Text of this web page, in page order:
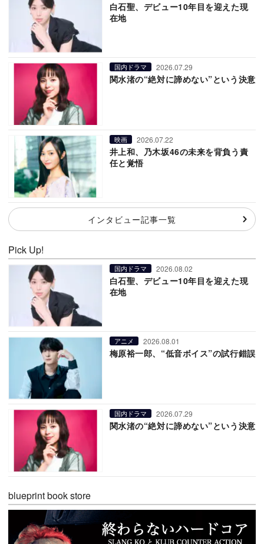
白石聖、デビュー10年目を迎えた現
在地
国内ドラマ 2026.07.29
関水渚の“絶対に諦めない”という決意
映画 2026.07.22
井上和、乃木坂46の未来を背負う責
任と覚悟
インタビュー記事一覧
Pick Up!
国内ドラマ 2026.08.02
白石聖、デビュー10年目を迎えた現
在地
アニメ 2026.08.01
梅原裕一郎、“低音ボイス”の試行錯誤
国内ドラマ 2026.07.29
関水渚の“絶対に諦めない”という決意
blueprint book store